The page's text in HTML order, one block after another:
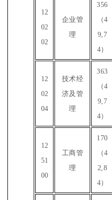
12
02
02
企业管
理
356
（4
9,7
4）
12
02
04
技术经
济及管
理
363
（4
9,7
4）
12
51
00
工商管
理
170
（4
2,8
4）